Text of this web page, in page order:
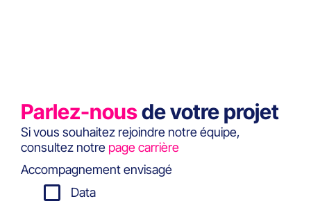
Parlez-nousde votre projet
Si vous souhaitez rejoindre notre équipe,
consultez notre page carrière
Accompagnement envisagé
Data